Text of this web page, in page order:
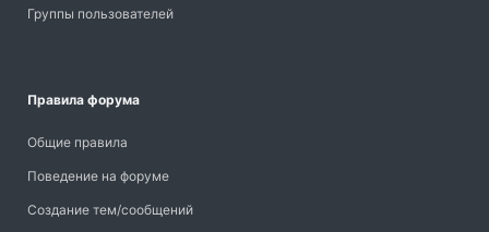
Группы пользователей
Правила форума
Общие правила
Поведение на форуме
Создание тем/сообщений